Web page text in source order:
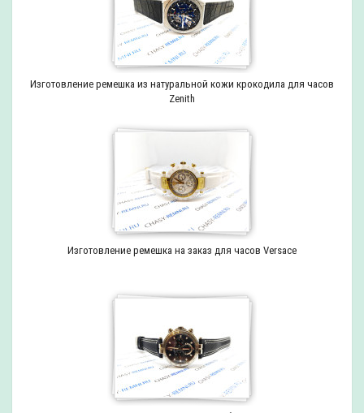
Изготовление ремешка из натуральной кожи крокодила для часов
Zenith
Изготовление ремешка на заказ для часов Versace